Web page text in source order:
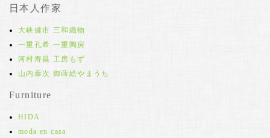
日本人作家
大峡健市 三和織物
一重孔希 一重陶房
河村寿昌 工房もず
山内泰次 御蒔絵やまうち
Furniture
HIDA
moda en casa